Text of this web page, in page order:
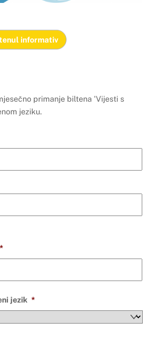
informativ
primanje biltena 'Vijesti s
jeziku.
*
jezik *